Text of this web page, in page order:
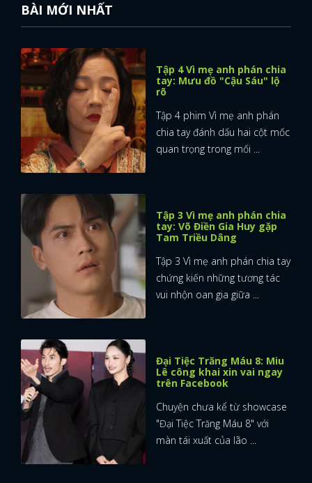
BÀI MỚI NHẤT
Tập 4 Vì mẹ anh phán chia
tay: Mưu đồ "Cậu Sáu" lộ
rõ
Tập 4 phim Vì mẹ anh phán
chia tay đánh dấu hai cột mốc
quan trọng trong mối ...
Tập 3 Vì mẹ anh phán chia
tay: Võ Điền Gia Huy gặp
Tam Triều Dâng
Tập 3 Vì mẹ anh phán chia tay
chứng kiến những tương tác
vui nhộn oan gia giữa ...
Đại Tiệc Trăng Máu 8: Miu
Lê công khai xin vai ngay
trên Facebook
Chuyện chưa kể từ showcase
"Đại Tiệc Trăng Máu 8" với
màn tái xuất của lão ...